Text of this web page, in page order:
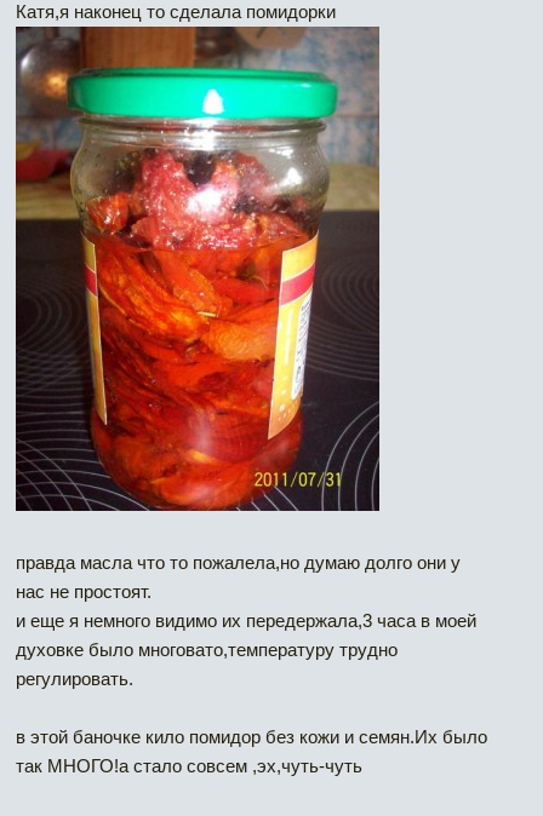
Катя,я наконец то сделала помидорки
правда масла что то пожалела,но думаю долго они у
нас не простоят.
и еще я немного видимо их передержала,3 часа в моей
духовке было многовато,температуру трудно
регулировать.
в этой баночке кило помидор без кожи и семян.Их было
так МНОГО!а стало совсем ,эх,чуть-чуть